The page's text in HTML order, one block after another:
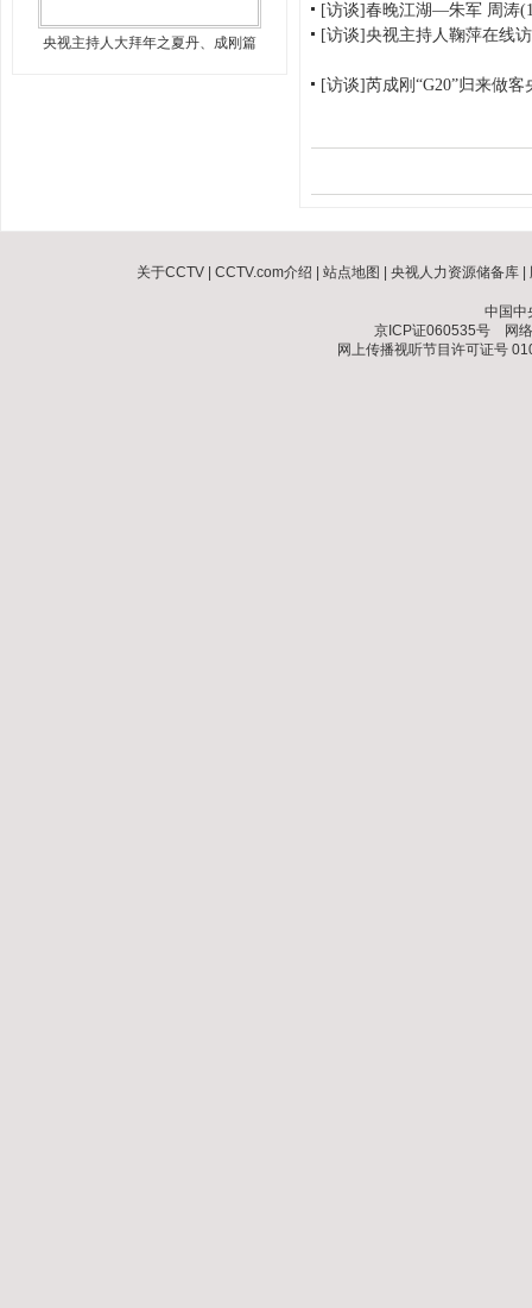
央视主持人大拜年之夏丹、成刚篇
[访谈]春晚江湖—朱军 周涛
[访谈]央视主持人鞠萍在线
[访谈]芮成刚“G20”归来做客
关于CCTV| CCTV.com介绍 站点地图 央视人力资源储备库|
中国中
京ICP证060535号网络
网上传播视听节目许可证号